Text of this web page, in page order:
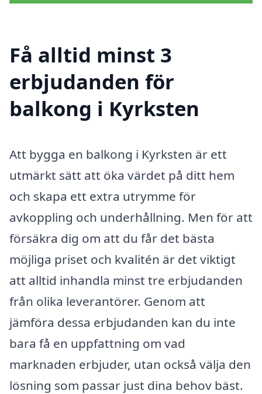
Få alltid minst 3
erbjudanden för
balkong i Kyrksten
Att bygga en balkong i Kyrksten är ett
utmärkt sätt att öka värdet på ditt hem
och skapa ett extra utrymme för
avkoppling och underhållning. Men för att
försäkra dig om att du får det bästa
möjliga priset och kvalitén är det viktigt
att alltid inhandla minst tre erbjudanden
från olika leverantörer. Genom att
jämföra dessa erbjudanden kan du inte
bara få en uppfattning om vad
marknaden erbjuder, utan också välja den
lösning som passar just dina behov bäst.